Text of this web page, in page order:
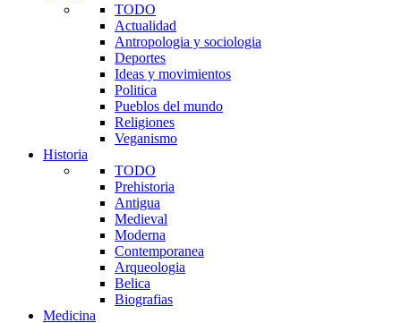
TODO
Actualidad
Antropologia y sociologia
Deportes
Ideas y movimientos
Politica
Pueblos del mundo
Religiones
Veganismo
Historia
TODO
Prehistoria
Antigua
Medieval
Moderna
Contemporanea
Arqueologia
Belica
Biografias
Medicina